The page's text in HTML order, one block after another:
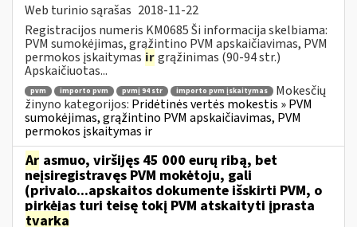
Web turinio sąrašas 2018-11-22
Registracijos numeris KM0685 Ši informacija skelbiama:
PVM sumokėjimas, grąžintino PVM apskaičiavimas, PVM
permokos įskaitymas irgrąžinimas (90-94 str.)
Apskaičiuotas...
pvm importo pvm pvmį 94 str importo pvm įskaitymas
Mokesčių
žinyno kategorijos: Pridėtinės vertės mokestis » PVM
sumokėjimas, grąžintino PVM apskaičiavimas, PVM
permokos įskaitymas ir
Ar asmuo, viršijęs 45 000 eurų ribą, bet
neįsiregistravęs PVM mokėtoju, gali
(privalo...apskaitos dokumente išskirti PVM, o
pirkėjas turi teisę tokį PVM atskaityti įprasta
tvarka